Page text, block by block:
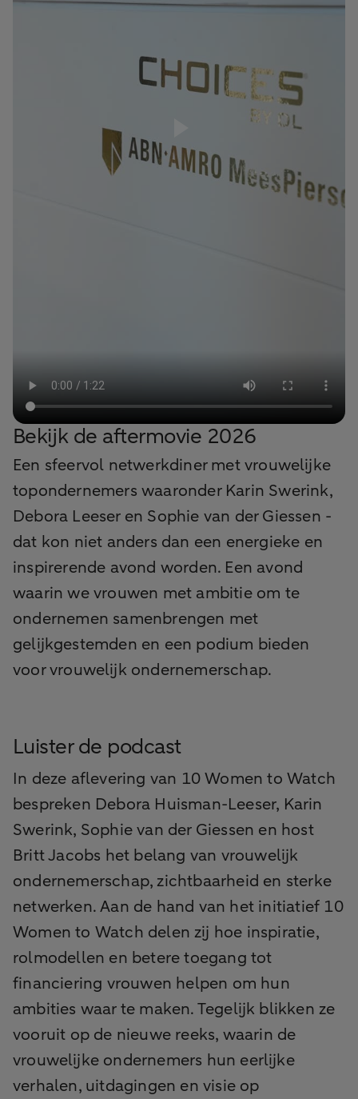
Bekijk de aftermovie 2026
Een sfeervol netwerkdiner met vrouwelijke
topondernemers waaronder Karin Swerink,
Debora Leeser en Sophie van der Giessen -
dat kon niet anders dan een energieke en
inspirerende avond worden. Een avond
waarin we vrouwen met ambitie om te
ondernemen samenbrengen met
gelijkgestemden en een podium bieden
voor vrouwelijk ondernemerschap.
Luister de podcast
In deze aflevering van 10 Women to Watch
bespreken Debora Huisman-Leeser, Karin
Swerink, Sophie van der Giessen en host
Britt Jacobs het belang van vrouwelijk
ondernemerschap, zichtbaarheid en sterke
netwerken. Aan de hand van het initiatief 10
Women to Watch delen zij hoe inspiratie,
rolmodellen en betere toegang tot
financiering vrouwen helpen om hun
ambities waar te maken. Tegelijk blikken ze
vooruit op de nieuwe reeks, waarin de
vrouwelijke ondernemers hun eerlijke
verhalen, uitdagingen en visie op